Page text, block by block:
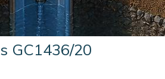
GC1436/20